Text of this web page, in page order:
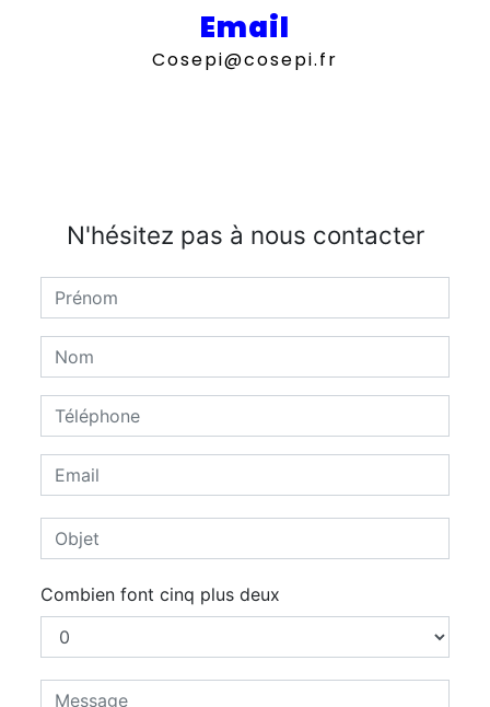
Email
cosepi@cosepi.fr
N'hésitez pas à nous contacter
Combien font cinq plus deux